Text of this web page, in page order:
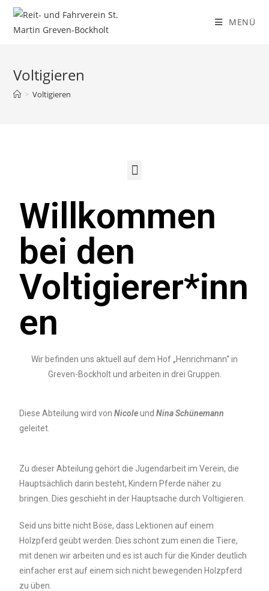
MENÜ
Voltigieren
> Voltigieren
Willkommen
bei den
Voltigierer*inn
en
Wir befinden uns aktuell auf dem Hof „Henrichmann“ in
Greven-Bockholt und arbeiten in drei Gruppen.
Diese Abteilung wird von NicoleundNina Schünemann
geleitet.
Zu dieser Abteilung gehört die Jugendarbeit im Verein, die
Hauptsächlich darin besteht, Kindern Pferde näher zu
bringen. Dies geschieht in der Hauptsache durch Voltigieren.
Seid uns bitte nicht Böse, dass Lektionen auf einem
Holzpferd geübt werden. Dies schont zum einen die Tiere,
mit denen wir arbeiten und es ist auch für die Kinder deutlich
einfacher erst auf einem sich nicht bewegenden Holzpferd
zu üben.